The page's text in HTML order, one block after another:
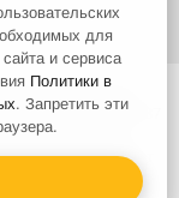
и не является
статьи 437
и
доставки может
по ценам,
для
и сервиса
Политики в
. Запретить эти